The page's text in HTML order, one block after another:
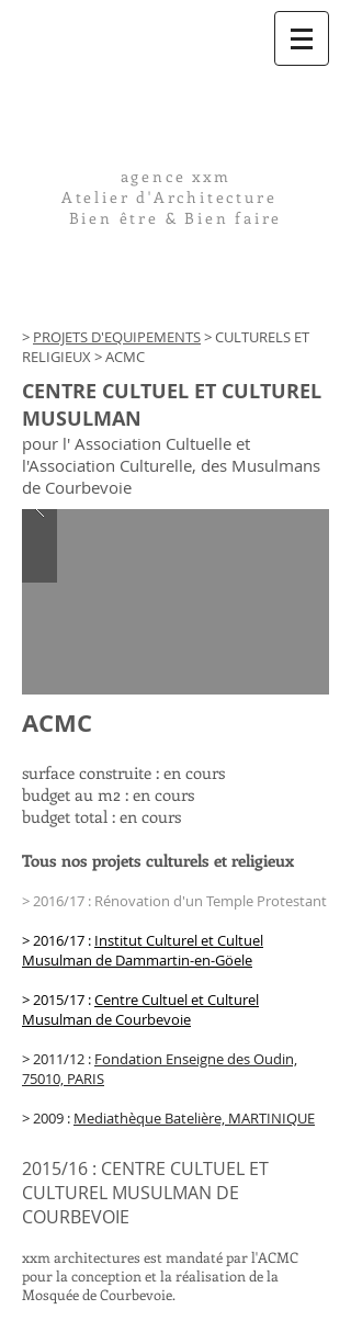
agence xxm
Atelier d'Architecture
Bien être & Bien faire
> PROJETS D'EQUIPEMENTS> CULTURELS ET
RELIGIEUX > ACMC
CENTRE CULTUEL ET CULTUREL
MUSULMAN
pour l' Association Cultuelle et
l'Association Culturelle, des Musulmans
de Courbevoie
ACMC
surface construite : en cours
budget au m2 : en cours
budget total : en cours
Tous nos projets culturels et religieux
> 2016/17 : Rénovation d'un Temple Protestant
> 2016/17 : Institut Culturel et Cultuel
Musulman de Dammartin-en-Göele
> 2015/17 :Centre Cultuel et Culturel
Musulman de Courbevoie
> 2011/12 : Fondation Enseigne des Oudin,
75010, PARIS
> 2009 : Mediathèque Batelière, MARTINIQUE
2015/16 : CENTRE CULTUEL ET
CULTUREL MUSULMAN DE
COURBEVOIE
xxm architectures est mandaté par l'ACMC
pour la conception et la réalisation de la
Mosquée de Courbevoie.